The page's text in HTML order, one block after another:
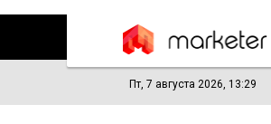
Пт, 7 августа 2026, 13:29